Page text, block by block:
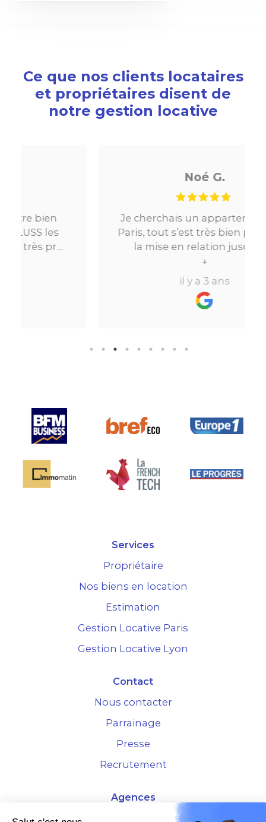
Ce que nos clients locataires
et propriétaires disent de
notre gestion locative
Je cherchais un appartement sur
Paris, tout s’est très bien passé. De
la mise en relation jusqu’à la
location. Le digital qui fait gagner
beaucoup de temps ne fait pas
perdre l’aspect humain ce qui est
vraiment bien ! Je recommande
Services
Propriétaire
Nos biens en location
Estimation
Gestion Locative Paris
Gestion Locative Lyon
Contact
Nous contacter
Parrainage
Presse
Recrutement
Agences
4 Rue de la Bourse - 69001 Lyon